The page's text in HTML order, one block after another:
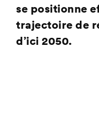
se positionne
trajectoire de
d’ici 2050.